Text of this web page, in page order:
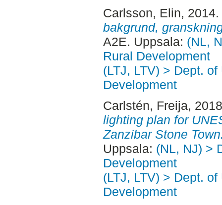
Carlsson, Elin, 2014.
bakgrund,
A2E. Uppsala: (NL,
Rural Development
(LTJ, LTV) > Dept.
Development
Carlstén, Freija,
lighting plan for
Zanzibar Stone
Uppsala: (NL, NJ) >
Development
(LTJ, LTV) > Dept.
Development